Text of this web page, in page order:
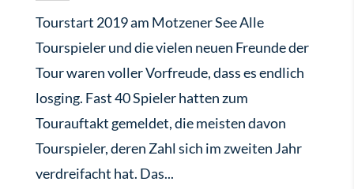
Tourstart 2019 am Motzener See Alle
Tourspieler und die vielen neuen Freunde der
Tour waren voller Vorfreude, dass es endlich
losging. Fast 40 Spieler hatten zum
Tourauftakt gemeldet, die meisten davon
Tourspieler, deren Zahl sich im zweiten Jahr
verdreifacht hat. Das...